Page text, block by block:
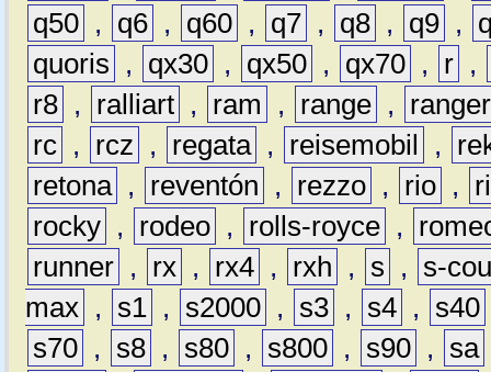
q50 , q6 , q60 , q7 , q8 , q9 ,
quoris
, qx30 , qx50 , qx70 , r ,
r8 , ralliart , ram , range ,
ranger
rc , rcz , regata , reisemobil ,
retona , reventón , rezzo , rio ,
rocky , rodeo , rolls-royce ,
runner , rx , rx4 , rxh , s ,
s-
max , s1 , s2000 , s3 , s4 , s40
s70 , s8 , s80 , s800 , s90 , sa